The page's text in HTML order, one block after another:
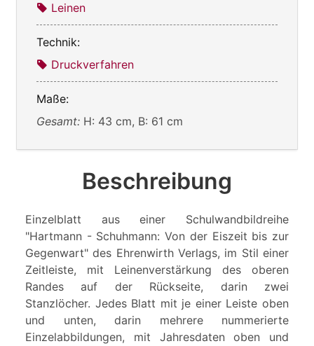
Leinen
Technik:
Druckverfahren
Maße:
Gesamt: H: 43 cm, B: 61 cm
Beschreibung
Einzelblatt aus einer Schulwandbildreihe
"Hartmann - Schuhmann: Von der Eiszeit bis zur
Gegenwart" des Ehrenwirth Verlags, im Stil einer
Zeitleiste, mit Leinenverstärkung des oberen
Randes auf der Rückseite, darin zwei
Stanzlöcher. Jedes Blatt mit je einer Leiste oben
und unten, darin mehrere nummerierte
Einzelabbildungen, mit Jahresdaten oben und